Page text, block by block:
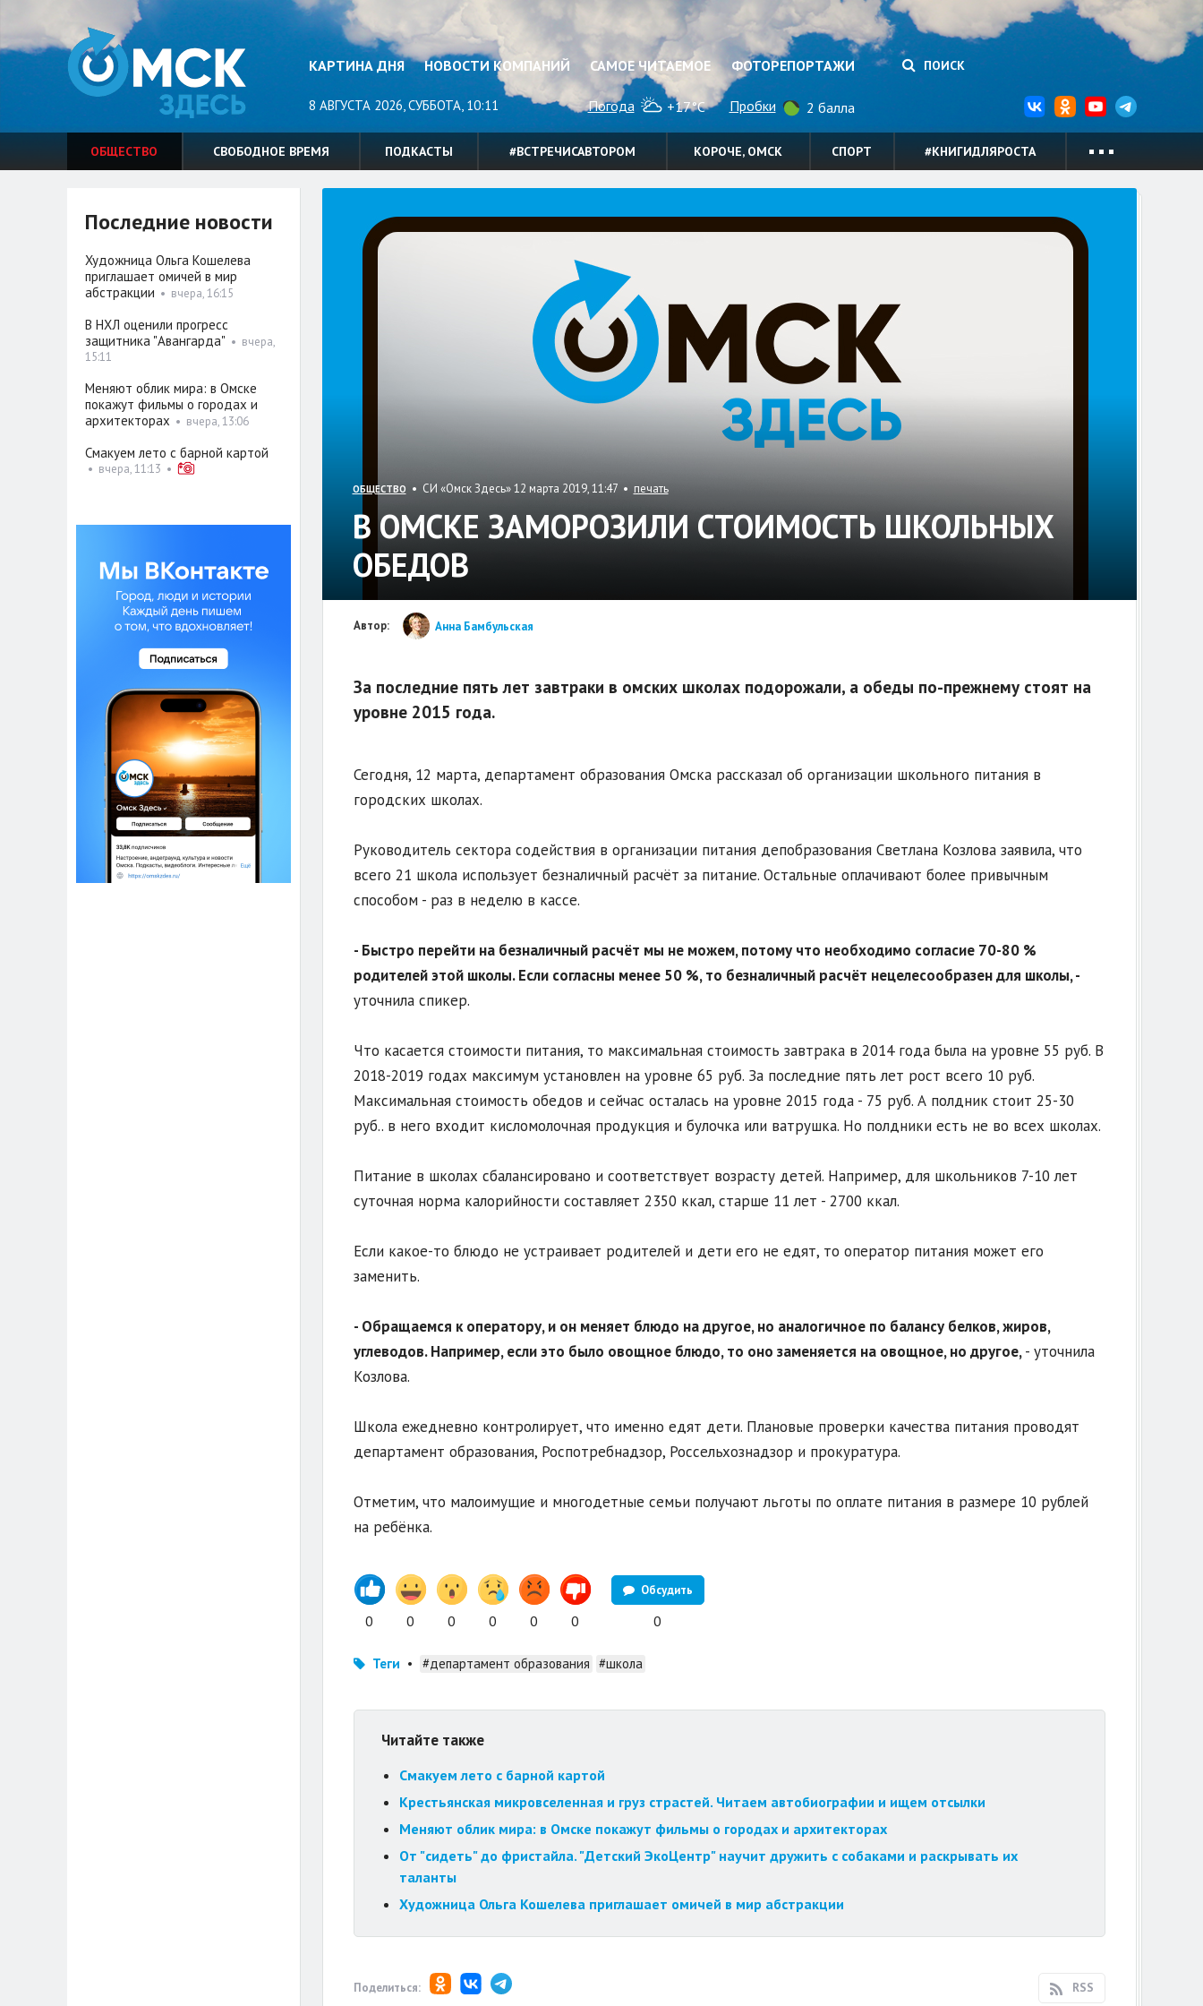
КАРТИНА ДНЯ НОВОСТИ КОМПАНИЙ САМОЕ ЧИТАЕМОЕ ФОТОРЕПОРТАЖИ ПОИСК
8 АВГУСТА 2026, СУББОТА, 10:11 Погода +17°C Пробки 2 балла
ОБЩЕСТВО СВОБОДНОЕ ВРЕМЯ ПОДКАСТЫ #ВСТРЕЧИСАВТОРОМ КОРОЧЕ, ОМСК СПОРТ #КНИГИДЛЯРОСТА
ОБЩЕСТВО • СИ «Омск Здесь» 12 марта 2019, 11:47 • печать
В ОМСКЕ ЗАМОРОЗИЛИ СТОИМОСТЬ ШКОЛЬНЫХ
ОБЕДОВ
Автор: Анна Бамбульская
За последние пять лет завтраки в омских школах подорожали, а обеды по-прежнему стоят на
уровне 2015 года.
Сегодня, 12 марта, департамент образования Омска рассказал об организации школьного питания в
городских школах.
Руководитель сектора содействия в организации питания депобразования Светлана Козлова заявила, что
всего 21 школа использует безналичный расчёт за питание. Остальные оплачивают более привычным
способом - раз в неделю в кассе.
- Быстро перейти на безналичный расчёт мы не можем, потому что необходимо согласие 70-80 %
родителей этой школы. Если согласны менее 50 %, то безналичный расчёт нецелесообразен для школы, -
уточнила спикер.
Что касается стоимости питания, то максимальная стоимость завтрака в 2014 года была на уровне 55 руб. В
2018-2019 годах максимум установлен на уровне 65 руб. За последние пять лет рост всего 10 руб.
Максимальная стоимость обедов и сейчас осталась на уровне 2015 года - 75 руб. А полдник стоит 25-30
руб.. в него входит кисломолочная продукция и булочка или ватрушка. Но полдники есть не во всех школах.
Питание в школах сбалансировано и соответствует возрасту детей. Например, для школьников 7-10 лет
суточная норма калорийности составляет 2350 ккал, старше 11 лет - 2700 ккал.
Если какое-то блюдо не устраивает родителей и дети его не едят, то оператор питания может его
заменить.
- Обращаемся к оператору, и он меняет блюдо на другое, но аналогичное по балансу белков, жиров,
углеводов. Например, если это было овощное блюдо, то оно заменяется на овощное, но другое,- уточнила
Козлова.
Школа ежедневно контролирует, что именно едят дети. Плановые проверки качества питания проводят
департамент образования, Роспотребнадзор, Россельхознадзор и прокуратура.
Отметим, что малоимущие и многодетные семьи получают льготы по оплате питания в размере 10 рублей
на ребёнка.
0 0 0 0 0 0
Обсудить
0
Теги • #департамент образования #школа
Читайте также
Смакуем лето с барной картой
Крестьянская микровселенная и груз страстей. Читаем автобиографии и ищем отсылки
Меняют облик мира: в Омске покажут фильмы о городах и архитекторах
От "сидеть" до фристайла. "Детский ЭкоЦентр" научит дружить с собаками и раскрывать их
таланты
Художница Ольга Кошелева приглашает омичей в мир абстракции
Поделиться: RSS
Последние новости
Художница Ольга Кошелева
приглашает омичей в мир
абстракции • вчера, 16:15
В НХЛ оценили прогресс
защитника "Авангарда" • вчера,
15:11
Меняют облик мира: в Омске
покажут фильмы о городах и
архитекторах • вчера, 13:06
Смакуем лето с барной картой
• вчера, 11:13 •